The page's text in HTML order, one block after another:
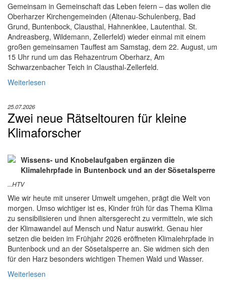
Gemeinsam in Gemeinschaft das Leben feiern – das wollen die
Oberharzer Kirchengemeinden (Altenau-Schulenberg, Bad
Grund, Buntenbock, Clausthal, Hahnenklee, Lautenthal. St.
Andreasberg, Wildemann, Zellerfeld) wieder einmal mit einem
großen gemeinsamen Tauffest am Samstag, dem 22. August, um
15 Uhr rund um das Rehazentrum Oberharz, Am
Schwarzenbacher Teich in Clausthal-Zellerfeld.
Weiterlesen
25.07.2026
Zwei neue Rätseltouren für kleine
Klimaforscher
Wissens- und Knobelaufgaben ergänzen die
Klimalehrpfade in Buntenbock und an der Sösetalsperre
...HTV
Wie wir heute mit unserer Umwelt umgehen, prägt die Welt von
morgen. Umso wichtiger ist es, Kinder früh für das Thema Klima
zu sensibilisieren und ihnen altersgerecht zu vermitteln, wie sich
der Klimawandel auf Mensch und Natur auswirkt. Genau hier
setzen die beiden im Frühjahr 2026 eröffneten Klimalehrpfade in
Buntenbock und an der Sösetalsperre an. Sie widmen sich den
für den Harz besonders wichtigen Themen Wald und Wasser.
Weiterlesen